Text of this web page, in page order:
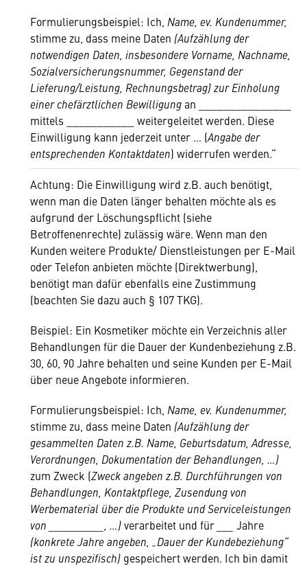
Formulierungsbeispiel: Ich, Name, ev. Kundenummer,
stimme zu, dass meine Daten (Aufzählung der
notwendigen Daten, insbesondere Vorname, Nachname,
Sozialversicherungsnummer, Gegenstand der
Lieferung/Leistung, Rechnungsbetrag) zur Einholung
einer chefärztlichen Bewilligungan _______________
mittels ___________ weitergeleitet werden. Diese
Einwilligung kann jederzeit unter … (Angabe der
entsprechenden Kontaktdaten) widerrufen werden.“
Achtung: Die Einwilligung wird z.B. auch benötigt,
wenn man die Daten länger behalten möchte als es
aufgrund der Löschungspflicht (siehe
Betroffenenrechte) zulässig wäre. Wenn man den
Kunden weitere Produkte/ Dienstleistungen per E-Mail
oder Telefon anbieten möchte (Direktwerbung),
benötigt man dafür ebenfalls eine Zustimmung
(beachten Sie dazu auch § 107 TKG).
Beispiel: Ein Kosmetiker möchte ein Verzeichnis aller
Behandlungen für die Dauer der Kundenbeziehung z.B.
30, 60, 90 Jahre behalten und seine Kunden per E-Mail
über neue Angebote informieren.
Formulierungsbeispiel: Ich, Name, ev. Kundenummer,
stimme zu, dass meine Daten (Aufzählung der
gesammelten Daten z.B. Name, Geburtsdatum, Adresse,
Verordnungen, Dokumentation der Behandlungen, …)
zum Zweck (Zweck angeben z.B. Durchführungen von
Behandlungen, Kontaktpflege, Zusendung von
Werbematerial über die Produkte und Serviceleistungen
von __________, …)verarbeitet und für
Jahre
(konkrete Jahre angeben, „Dauer der Kundebeziehung“
ist zu unspezifisch) gespeichert werden. Ich bin damit